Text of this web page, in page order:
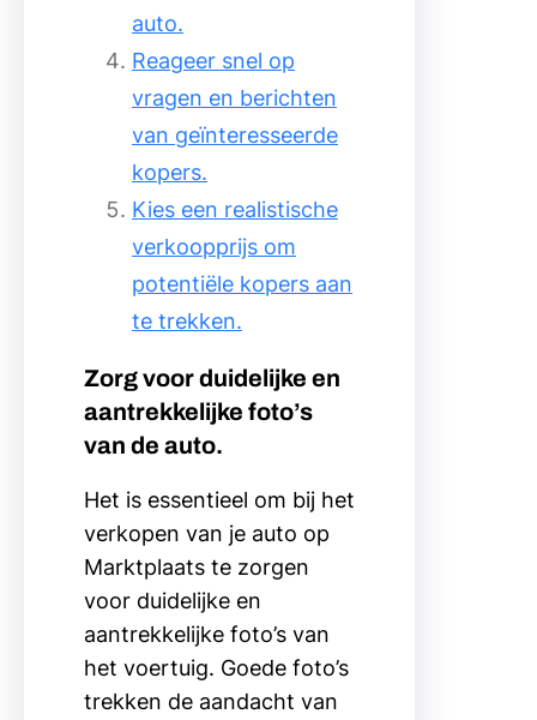
auto.
Reageer snel op
vragen en berichten
van geïnteresseerde
kopers.
Kies een realistische
verkoopprijs om
potentiële kopers aan
te trekken.
Zorg voor duidelijke en
aantrekkelijke foto’s
van de auto.
Het is essentieel om bij het
verkopen van je auto op
Marktplaats te zorgen
voor duidelijke en
aantrekkelijke foto’s van
het voertuig. Goede foto’s
trekken de aandacht van